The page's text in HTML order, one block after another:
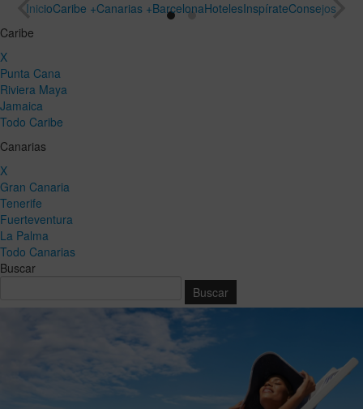
InicioCaribe +Canarias +BarcelonaHotelesInspírateConsejos
Caribe
X
Punta Cana
Riviera Maya
Jamaica
Todo Caribe
Canarias
X
Gran Canaria
Tenerife
Fuerteventura
La Palma
Todo Canarias
Buscar